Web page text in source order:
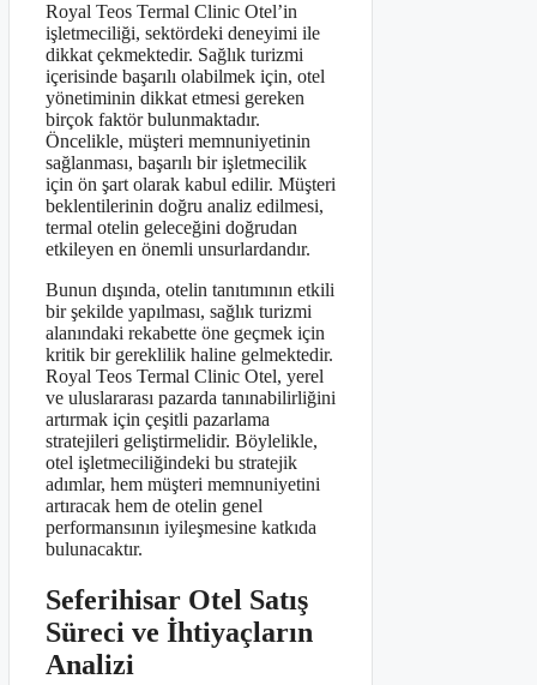
Royal Teos Termal Clinic Otel’in
işletmeciliği, sektördeki deneyimi ile
dikkat çekmektedir. Sağlık turizmi
içerisinde başarılı olabilmek için, otel
yönetiminin dikkat etmesi gereken
birçok faktör bulunmaktadır.
Öncelikle, müşteri memnuniyetinin
sağlanması, başarılı bir işletmecilik
için ön şart olarak kabul edilir. Müşteri
beklentilerinin doğru analiz edilmesi,
termal otelin geleceğini doğrudan
etkileyen en önemli unsurlardandır.
Bunun dışında, otelin tanıtımının etkili
bir şekilde yapılması, sağlık turizmi
alanındaki rekabette öne geçmek için
kritik bir gereklilik haline gelmektedir.
Royal Teos Termal Clinic Otel, yerel
ve uluslararası pazarda tanınabilirliğini
artırmak için çeşitli pazarlama
stratejileri geliştirmelidir. Böylelikle,
otel işletmeciliğindeki bu stratejik
adımlar, hem müşteri memnuniyetini
artıracak hem de otelin genel
performansının iyileşmesine katkıda
bulunacaktır.
Seferihisar Otel Satış
Süreci ve İhtiyaçların
Analizi